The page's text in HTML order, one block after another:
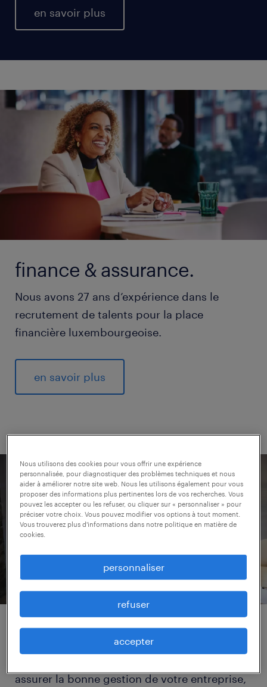
en savoir plus
finance & assurance.
Nous avons 27 ans d’expérience dans le
recrutement de talents pour la place
financière luxembourgeoise.
en savoir plus
services administratifs.
assurer la bonne gestion de votre entreprise,
Nous utilisons des cookies pour vous offrir une expérience
personnalisée, pour diagnostiquer des problèmes techniques et nous
aider à améliorer notre site web. Nous les utilisons également pour vous
proposer des informations plus pertinentes lors de vos recherches. Vous
pouvez les accepter ou les refuser, ou cliquer sur « personnaliser » pour
préciser votre choix. Vous pouvez modifier vos options à tout moment.
Vous trouverez plus d'informations dans notre politique en matière de
cookies.
personnaliser
refuser
accepter